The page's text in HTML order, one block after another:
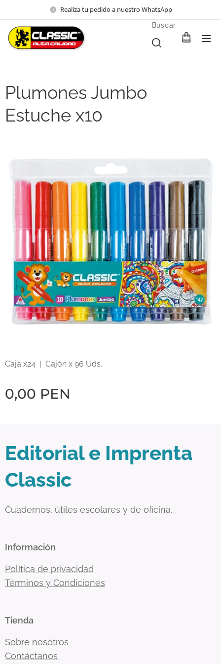
Realiza tu pedido a nuestro WhatsApp
Buscar
Plumones Jumbo
Estuche x10
Caja x24 | Cajón x 96 Uds.
0,00 PEN
Editorial e Imprenta
Classic
Cuadernos, útiles escolares y de oficina.
Información
Política de privacidad
Términos y Condiciones
Tienda
Sobre nosotros
Contáctanos